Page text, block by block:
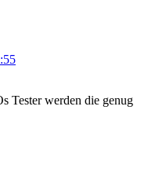
Tester werden die genug